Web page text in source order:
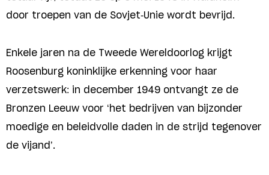
door troepen van de Sovjet-Unie wordt bevrijd.
Enkele jaren na de Tweede Wereldoorlog krijgt
Roosenburg koninklijke erkenning voor haar
verzetswerk: in december 1949 ontvangt ze de
Bronzen Leeuw voor ‘het bedrijven van bijzonder
moedige en beleidvolle daden in de strijd tegenover
de vijand’.